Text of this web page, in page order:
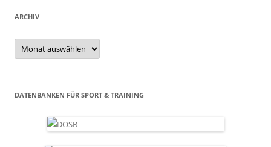
ARCHIV
Archiv
DATENBANKEN FÜR SPORT & TRAINING